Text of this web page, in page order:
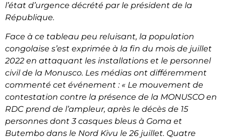
l’état d’urgence décrété par le président de la
République.
Face à ce tableau peu reluisant, la population
congolaise s’est exprimée à la fin du mois de juillet
2022 en attaquant les installations et le personnel
civil de la Monusco. Les médias ont différemment
commenté cet événement : « Le mouvement de
contestation contre la présence de la MONUSCO en
RDC prend de l’ampleur, après le décès de 15
personnes dont 3 casques bleus à Goma et
Butembo dans le Nord Kivu le 26 juillet. Quatre